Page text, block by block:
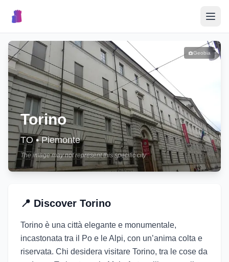
🎉Events
🏘️Villages
📝Submit Event
🇮🇹
Torino
TO•Piemonte
The image may not represent this specific city
Geobia
📍 Discover Torino
Torino è una città elegante e monumentale,
incastonata tra il Po e le Alpi, con un’anima colta e
riservata. Chi desidera visitare Torino, tra le cose da